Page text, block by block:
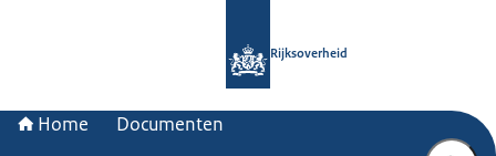
Rijksoverheid
Home Documenten